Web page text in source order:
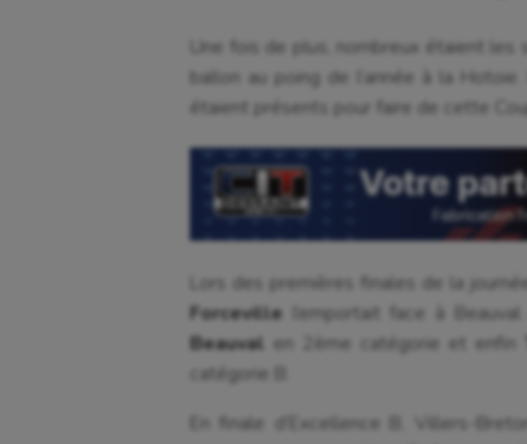
Une fois de plus, nombreux étaient
ballon au poing de l’année à la
étaient présents pour faire de cette
Lors des premières finales de la
Forceville l’emportait face à Beauval
Beauval en 2ème catégorie et enfin
catégorie B.
En finale d’Excellence B, Villers-